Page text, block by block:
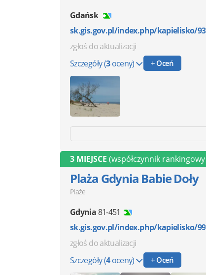
Gdańsk
sk.gis.gov.pl/index.php/kapielisko/93
zgłoś do aktualizacji
Szczegóły(3oceny) + Oceń
3 MIEJSCE (współczynnik rankingowy
Plaża Gdynia Babie Doły
Plaże
Gdynia81-451
sk.gis.gov.pl/index.php/kapielisko/99
zgłoś do aktualizacji
Szczegóły(4oceny) + Oceń